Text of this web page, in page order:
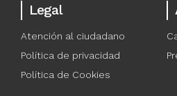
Legal
Atención al ciudadano
Política de privacidad
Política de Cookies